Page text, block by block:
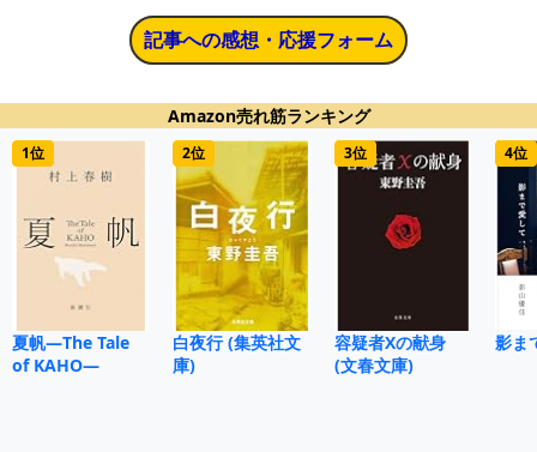
記事への感想・応援フォーム
Amazon売れ筋ランキング
1位
夏帆―The Tale
of KAHO―
2位
白夜行 (集英社文
庫)
3位
容疑者Xの献身
(文春文庫)
4位
影ま